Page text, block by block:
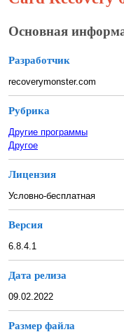
Основная
Разработчик
recoverymonster.com
Рубрика
Другие программы
Другое
Лицензия
Условно-бесплатная
Версия
6.8.4.1
Дата релиза
09.02.2022
Размер файла